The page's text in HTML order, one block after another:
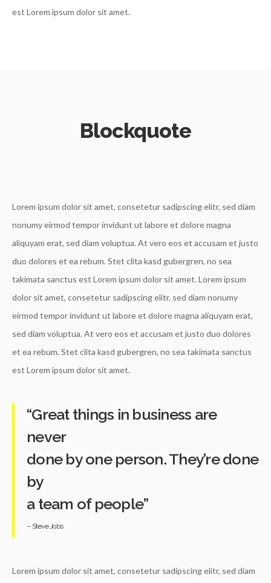
est Lorem ipsum dolor sit amet.
Blockquote
Lorem ipsum dolor sit amet, consetetur sadipscing elitr, sed diam
nonumy eirmod tempor invidunt ut labore et dolore magna
aliquyam erat, sed diam voluptua. At vero eos et accusam et justo
duo dolores et ea rebum. Stet clita kasd gubergren, no sea
takimata sanctus est Lorem ipsum dolor sit amet. Lorem ipsum
dolor sit amet, consetetur sadipscing elitr, sed diam nonumy
eirmod tempor invidunt ut labore et dolore magna aliquyam erat,
sed diam voluptua. At vero eos et accusam et justo duo dolores
et ea rebum. Stet clita kasd gubergren, no sea takimata sanctus
est Lorem ipsum dolor sit amet.
“Great things in business are
never
done by one person. They’re done
by
a team of people”
– Steve Jobs
Lorem ipsum dolor sit amet, consetetur sadipscing elitr, sed diam